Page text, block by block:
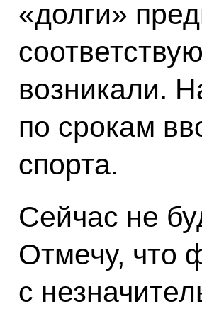
«долги»
возникали.
по срокам
спорта.
Сейчас не
Отмечу, что
с